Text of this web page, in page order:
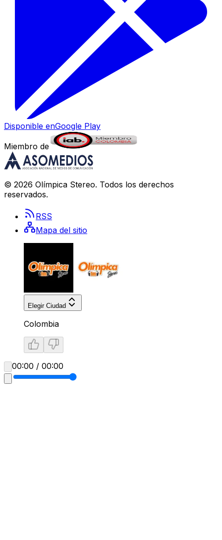
Disponible enGoogle Play
Miembro de
© 2026 Olímpica Stereo. Todos los derechos
reservados.
RSS
Mapa del sitio
Elegir Ciudad
Colombia
00:00 / 00:00